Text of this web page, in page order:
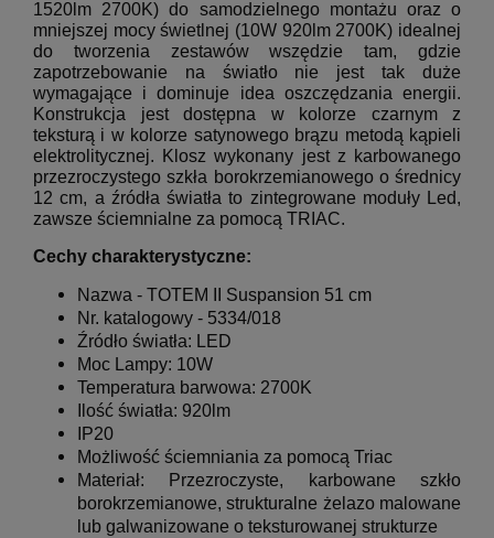
1520lm 2700K) do samodzielnego montażu oraz o
mniejszej mocy świetlnej (10W 920lm 2700K) idealnej
do tworzenia zestawów wszędzie tam, gdzie
zapotrzebowanie na światło nie jest tak duże
wymagające i dominuje idea oszczędzania energii.
Konstrukcja jest dostępna w kolorze czarnym z
teksturą i w kolorze satynowego brązu metodą kąpieli
elektrolitycznej.
Klosz wykonany jest z karbowanego
przezroczystego szkła borokrzemianowego o średnicy
12 cm, a źródła światła to zintegrowane moduły Led,
zawsze ściemnialne za pomocą TRIAC.
Cechy charakterystyczne:
Nazwa - TOTEM II Suspansion 51 cm
Nr. katalogowy - 5334/018
Źródło światła: LED
Moc Lampy: 10W
Temperatura barwowa: 2700K
ość światła: 920lm
IP20
Możliwość ściemniania za pomocą Triac
Materiał:
Przezroczyste, karbowane szkło
borokrzemianowe, strukturalne żelazo malowane
lub galwanizowane o teksturowanej strukturze